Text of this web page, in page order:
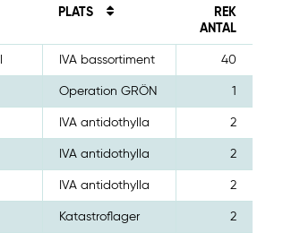
PLATS
REK
ANTAL
IVA bassortiment 40
Operation GRÖN 1
IVA antidothylla 2
IVA antidothylla 2
IVA antidothylla 2
Katastroflager 2